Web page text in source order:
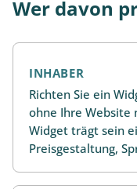
Wer davon
INHABER
Richten Sie ein
ohne Ihre Website
Widget trägt sein
Preisgestaltung,